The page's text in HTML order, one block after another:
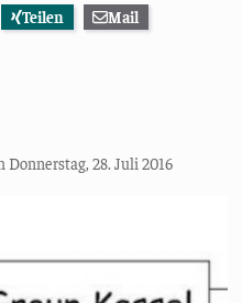
Teilen
Mail
Donnerstag, 28. Juli 2016